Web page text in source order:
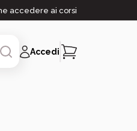
accedere ai corsi
Accedi